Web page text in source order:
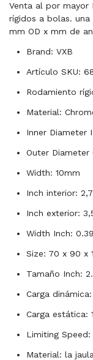
Venta al por mayor
rígidos a bolas.
mm OD x mm de
Brand: VXB
Artículo SKU:
Rodamiento
Material:
Inner Diameter
Outer Diameter
Width: 10mm
Inch interior:
Inch exterior:
Width Inch:
Size: 70 x 90 x
Tamaño Inch:
Carga dinámica:
Carga estática:
Limiting Speed:
Material: la